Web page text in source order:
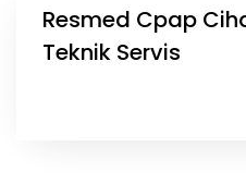
Resmed Cpap
Teknik Servis